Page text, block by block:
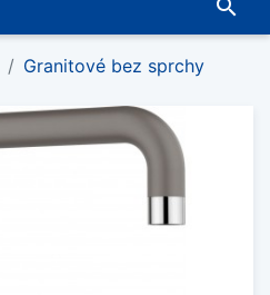
search
Granitové bez sprchy